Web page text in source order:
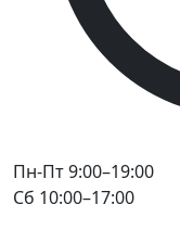
Пн-Пт 9:00–19:00
Сб 10:00–17:00